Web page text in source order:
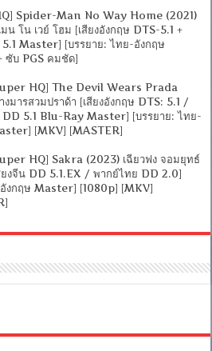
Spider-Man No Way Home (2021)
น โน เวย์ โฮม [เสียงอังกฤษ DTS-5.1 +
Master] [บรรยาย: ไทย-อังกฤษ
ซับ PGS คมชัด]
HQ] The Devil Wears Prada
มารสวมปราด้า [เสียงอังกฤษ DTS: 5.1 /
DD 5.1 Blu-Ray Master] [บรรยาย: ไทย-
[MKV] [MASTER]
HQ] Sakra (2023) เฉียวฟง จอมยุทธ์
ยงจีน DD 5.1.EX / พากย์ไทย DD 2.0]
อังกฤษ Master] [1080p] [MKV]